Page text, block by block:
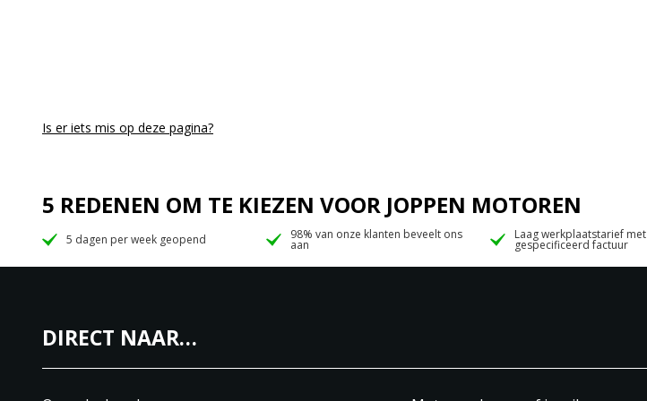
Is er iets mis op deze pagina?
5 REDENEN OM TE KIEZEN VOOR JOPPEN MOTOREN
5 dagen per week geopend 98% van onze klanten beveelt ons
aan
Laag werkplaatstarief met
gespecificeerd factuur
DIRECT NAAR…